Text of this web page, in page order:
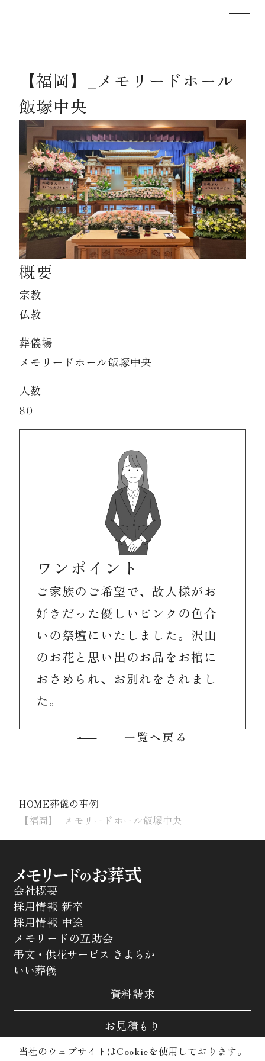
メモリードのお葬式について
葬儀の流れ
事例
施設案内
お知らせ
資料請求
お見積もり
お問合わせ
【福岡】_メモリードホール
飯塚中央
概要
宗教
仏教
葬儀場
メモリードホール飯塚中央
人数
80
ワンポイント
ご家族のご希望で、故人様がお
好きだった優しいピンクの色合
いの祭壇にいたしました。沢山
のお花と思い出のお品をお棺に
おさめられ、お別れをされまし
た。
一覧へ戻る
HOME葬儀の事例
【福岡】_メモリードホール飯塚中央
会社概要
採用情報 新卒
採用情報 中途
メモリードの互助会
弔文・供花サービス きよらか
いい葬儀
資料請求
お見積もり
お問合わせ
当社のウェブサイトはCookieを使用しております。